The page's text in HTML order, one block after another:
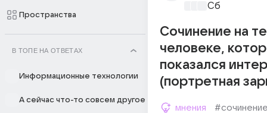
Пространства
В ТОПЕ НА ОТВЕТАХ
Информационные технологии
А сейчас что-то совсем другое
Сборная
Сочинение на
человеке,
показался
(портретная
мнения